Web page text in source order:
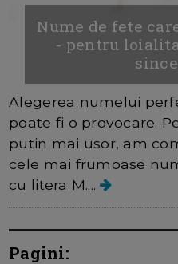
Nume de fete
- pentru
Alegerea numelui
poate fi o provocare.
putin mai usor, am
cele mai frumoase
cu litera M....
Pagini: